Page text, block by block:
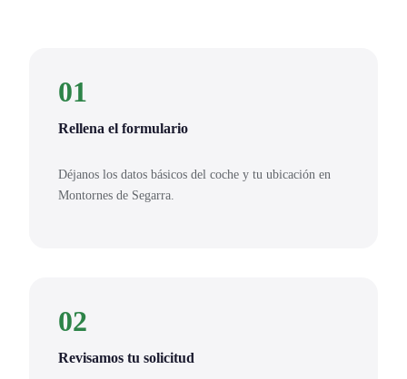
01
Rellena el formulario
Déjanos los datos básicos del coche y tu ubicación en
Montornes de Segarra.
02
Revisamos tu solicitud